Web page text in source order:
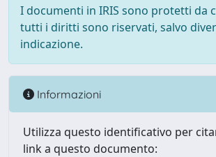
I documenti in IRIS sono protetti da
tutti i diritti sono riservati, salvo
indicazione.
Informazioni
Utilizza questo identificativo per
link a questo documento: